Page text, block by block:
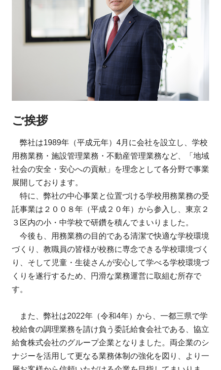
ご挨拶
弊社は1989年（平成元年）4月に会社を設立し、学校
用務業務・施設管理業務・不動産管理業務など、「地域
社会の安全・安心への貢献」を理念として各分野で事業
展開しております。
特に、弊社の中心事業と位置づける学校用務業務の受
託事業は２００８年（平成２０年）から参入し、東京２
３区内の小・中学校で研鑽を積んでまいりました。
今後も、用務業務の目的である清潔で快適な学校環境
づくり、教職員の皆様が校務に専念できる学校環境づく
り、そして児童・生徒さんが安心して学べる学校環境づ
くりを遂行するため、円滑な業務運営に取組む所存で
す。
また、弊社は2022年（令和4年）から、一都三県で学
校給食の調理業務を請け負う委託給食会社である、協立
給食株式会社のグループ企業となりました。両企業のシ
ナジーを活用して更なる業務体制の強化を図り、より一